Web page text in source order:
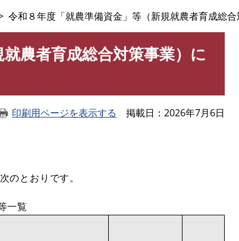
令和８年度「就農準備資金」等（新規就農者育成総
農者育成総合対策事業）に
印刷用ページを表示する 掲載日 2026年7月6日
のとおりです。
一覧